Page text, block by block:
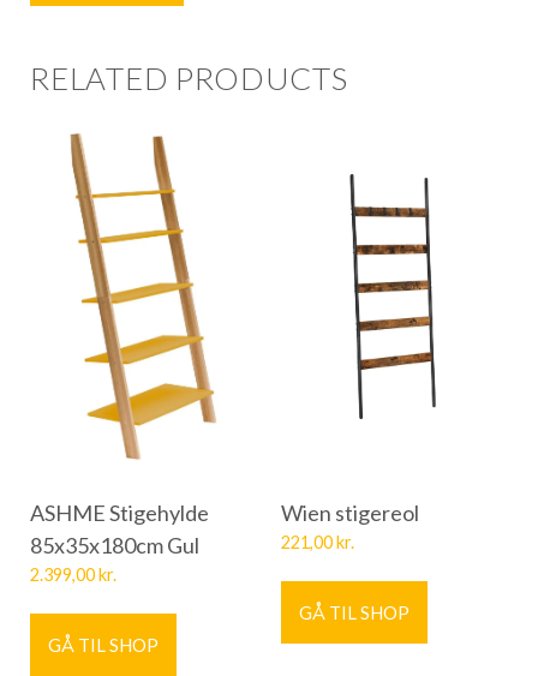
RELATED PRODUCTS
ASHME Stigehylde
85x35x180cm Gul
2.399,00kr.
GÅ TIL SHOP
Wien stigereol
221,00kr.
GÅ TIL SHOP